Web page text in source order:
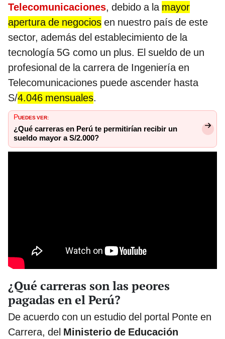
Telecomunicaciones, debido a la mayor
apertura de negocios en nuestro país de este
sector, además del establecimiento de la
tecnología 5G como un plus. El sueldo de un
profesional de la carrera de Ingeniería en
Telecomunicaciones puede ascender hasta
S/4.046 mensuales.
PUEDES VER:
¿Qué carreras en Perú te permitirían recibir un
sueldo mayor a S/2.000?
¿Qué carreras son las peores
pagadas en el Perú?
De acuerdo con un estudio del portal Ponte en
Carrera, del Ministerio de Educación